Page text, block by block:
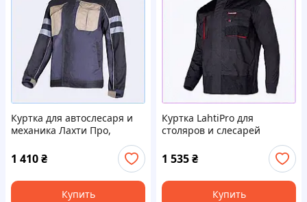
Куртка для автослесаря и
механика Лахти Про,
1 410₴
Купить
Куртка LahtiPro для
столяров и слесарей
1 535₴
Купить